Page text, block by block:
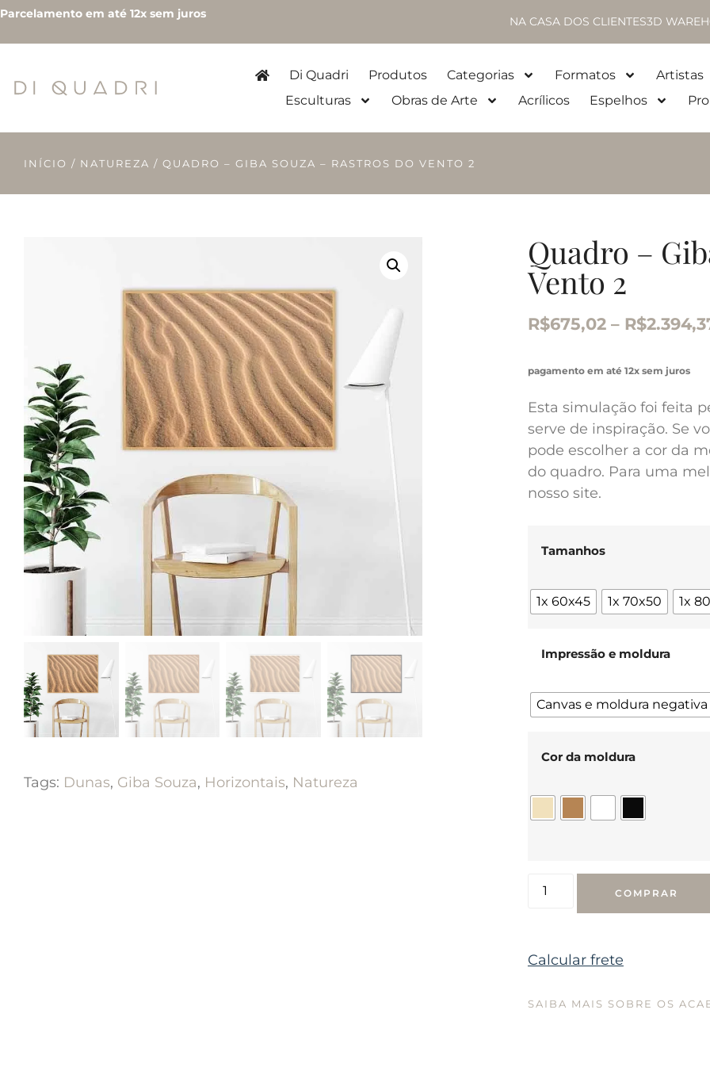
Parcelamento em até 12x sem juros
NA CASA DOS CLIENTES3D
Di Quadri Produtos Categorias Formatos Artistas
Esculturas
Obras de Arte Acrílicos Espelhos
INÍCIO / NATUREZA / QUADRO – GIBA SOUZA – RASTROS DO VENTO 2
Tags: Dunas, Giba Souza, Horizontais, Natureza
Quadro –
Vento 2
R$675,02 – R$
pagamento em até 12x sem juros
Esta simulação foi feita
serve de inspiração. Se
pode escolher a cor da
do quadro. Para uma
nosso site.
Tamanhos
1x 60x45 1x 70x50 1x
Impressão e moldura
Canvas e moldura negativa
Cor da moldura
COMPRAR
Calcular frete
SAIBA MAIS SOBRE OS